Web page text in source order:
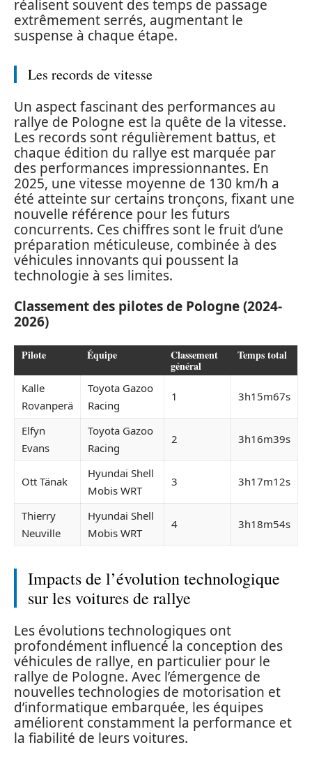
réalisent souvent des temps de passage
extrêmement serrés, augmentant le
suspense à chaque étape.
Les records de vitesse
Un aspect fascinant des performances au
rallye de Pologne est la quête de la vitesse.
Les records sont régulièrement battus, et
chaque édition du rallye est marquée par
des performances impressionnantes. En
2025, une vitesse moyenne de 130 km/h a
été atteinte sur certains tronçons, fixant une
nouvelle référence pour les futurs
concurrents. Ces chiffres sont le fruit d’une
préparation méticuleuse, combinée à des
véhicules innovants qui poussent la
technologie à ses limites.
Classement des pilotes de Pologne (2024-
2026)
Pilote Équipe Classement
général
Temps total
Kalle
Rovanperä
Toyota Gazoo
Racing
1 3h15m67s
Elfyn
Evans
Toyota Gazoo
Racing
2 3h16m39s
Ott Tänak
Hyundai Shell
Mobis WRT
3 3h17m12s
Thierry
Neuville
Hyundai Shell
Mobis WRT
4 3h18m54s
Impacts de l’évolution technologique
sur les voitures de rallye
Les évolutions technologiques ont
profondément influencé la conception des
véhicules de rallye, en particulier pour le
rallye de Pologne. Avec l’émergence de
nouvelles technologies de motorisation et
d’informatique embarquée, les équipes
améliorent constamment la performance et
la fiabilité de leurs voitures.